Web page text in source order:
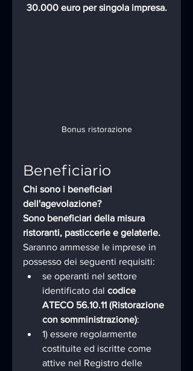
30.000 euro per singola impresa.
Bonus ristorazione
Beneficiario
Chi sono i beneficiari
dell'agevolazione?
Sono beneficiari della misura
ristoranti, pasticcerie e gelaterie.
Saranno ammesse le imprese in
possesso dei seguenti requisiti:
se operanti nel settore
identificato dal codice
ATECO 56.10.11 (Ristorazione
con somministrazione):
1) essere regolarmente
costituite ed iscritte come
attive nel Registro delle